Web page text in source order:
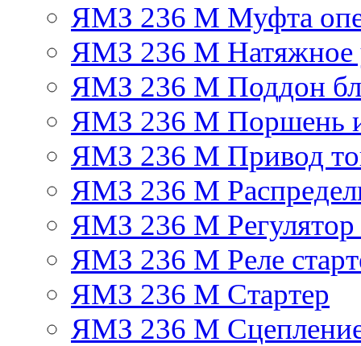
ЯМЗ 236 М Муфта
ЯМЗ 236 М Натяжное
ЯМЗ 236 М Поддон
ЯМЗ 236 М Поршень
ЯМЗ 236 М Привод
ЯМЗ 236 М
ЯМЗ 236 М Регулятор
ЯМЗ 236 М Реле
ЯМЗ 236 М Стартер
ЯМЗ 236 М